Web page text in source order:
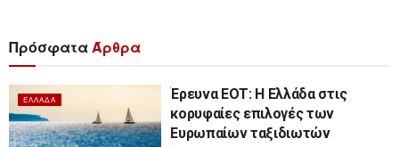
ΠρόσφαταΆρθρα
ΕΛΛΆΔΑ
Έρευνα ΕΟΤ: Η Ελλάδα στις
κορυφαίες επιλογές των
Ευρωπαίων ταξιδιωτών